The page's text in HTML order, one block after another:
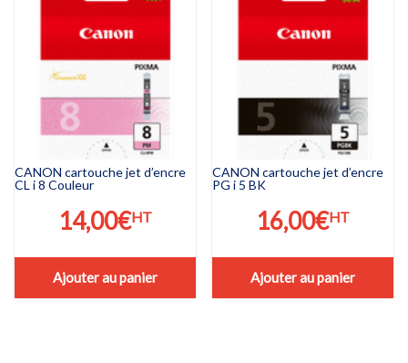
CANON cartouche jet d’encre
CL i 8 Couleur
14,00€HT
Ajouter au panier
CANON cartouche jet d’encre
PG i 5 BK
16,00€HT
Ajouter au panier